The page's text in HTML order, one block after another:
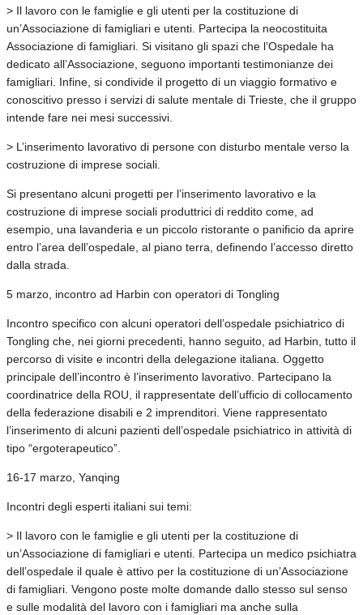
> Il lavoro con le famiglie e gli utenti per la costituzione di
un’Associazione di famigliari e utenti. Partecipa la neocostituita
Associazione di famigliari. Si visitano gli spazi che l’Ospedale ha
dedicato all’Associazione, seguono importanti testimonianze dei
famigliari. Infine, si condivide il progetto di un viaggio formativo e
conoscitivo presso i servizi di salute mentale di Trieste, che il gruppo
intende fare nei mesi successivi.
> L’inserimento lavorativo di persone con disturbo mentale verso la
costruzione di imprese sociali.
Si presentano alcuni progetti per l’inserimento lavorativo e la
costruzione di imprese sociali produttrici di reddito come, ad
esempio, una lavanderia e un piccolo ristorante o panificio da aprire
entro l’area dell’ospedale, al piano terra, definendo l’accesso diretto
dalla strada.
5 marzo, incontro ad Harbin con operatori di Tongling
Incontro specifico con alcuni operatori dell’ospedale psichiatrico di
Tongling che, nei giorni precedenti, hanno seguito, ad Harbin, tutto il
percorso di visite e incontri della delegazione italiana. Oggetto
principale dell’incontro è l’inserimento lavorativo. Partecipano la
coordinatrice della ROU, il rappresentate dell’ufficio di collocamento
della federazione disabili e 2 imprenditori. Viene rappresentato
l’inserimento di alcuni pazienti dell’ospedale psichiatrico in attività di
tipo “ergoterapeutico”.
16-17 marzo, Yanqing
Incontri degli esperti italiani sui temi:
> Il lavoro con le famiglie e gli utenti per la costituzione di
un’Associazione di famigliari e utenti. Partecipa un medico psichiatra
dell’ospedale il quale è attivo per la costituzione di un’Associazione
di famigliari. Vengono poste molte domande dallo stesso sul senso
e sulle modalità del lavoro con i famigliari ma anche sulla